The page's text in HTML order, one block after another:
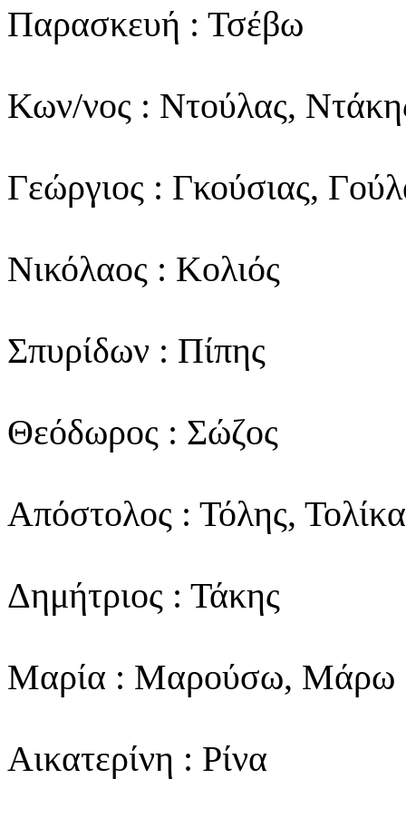
Παρασκευή : Τσέβω
Κων/νος : Ντούλας,
Γεώργιος : Γκούσιας,
Νικόλαος : Κολιός
Σπυρίδων : Πίπης
Θεόδωρος : Σώζος
Απόστολος : Τόλης,
Δημήτριος : Τάκης
Μαρία : Μαρούσω, Μάρω
Αικατερίνη : Ρίνα